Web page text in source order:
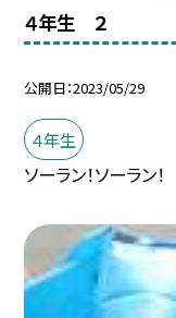
４年生 ２
公開日 2023/05/29
４年生
ソーラン！ソーラン！